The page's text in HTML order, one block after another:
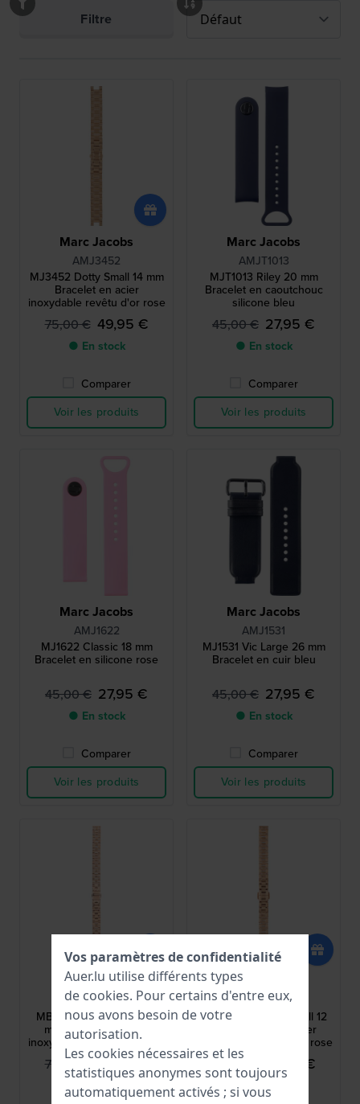
Filtre
Marc Jacobs
AMJ3452
MJ3452 Dotty Small 14 mm
Bracelet en acier
inoxydable revêtu d'or rose
75,00 € 49,95 €
● En stock
Comparer
Voir les produits
Marc Jacobs
AMJT1013
MJT1013 Riley 20 mm
Bracelet en caoutchouc
silicone bleu
45,00 € 27,95 €
● En stock
Comparer
Voir les produits
Marc Jacobs
AMJ1622
MJ1622 Classic 18 mm
Bracelet en silicone rose
45,00 € 27,95 €
● En stock
Comparer
Voir les produits
Marc Jacobs
AMJ1531
MJ1531 Vic Large 26 mm
Bracelet en cuir bleu
45,00 € 27,95 €
● En stock
Comparer
Voir les produits
Marc Jacobs
AMBM3431
MBM3431 Baker Mini 10
mm Bracelet en acier
inoxydable revêtu d'or rose
75,00 € 49,95 €
● En stock
Marc Jacobs
AMBM3417
MBM3417 Tether Small 12
mm Bracelet en acier
inoxydable revêtu d'or rose
75,00 € 49,95 €
● En stock
Vos paramètres de confidentialité
Auer.lu utilise différents types
de cookies. Pour certains d'entre eux,
nous avons besoin de votre
autorisation.
Les cookies nécessaires et les
statistiques anonymes sont toujours
automatiquement activés ; si vous